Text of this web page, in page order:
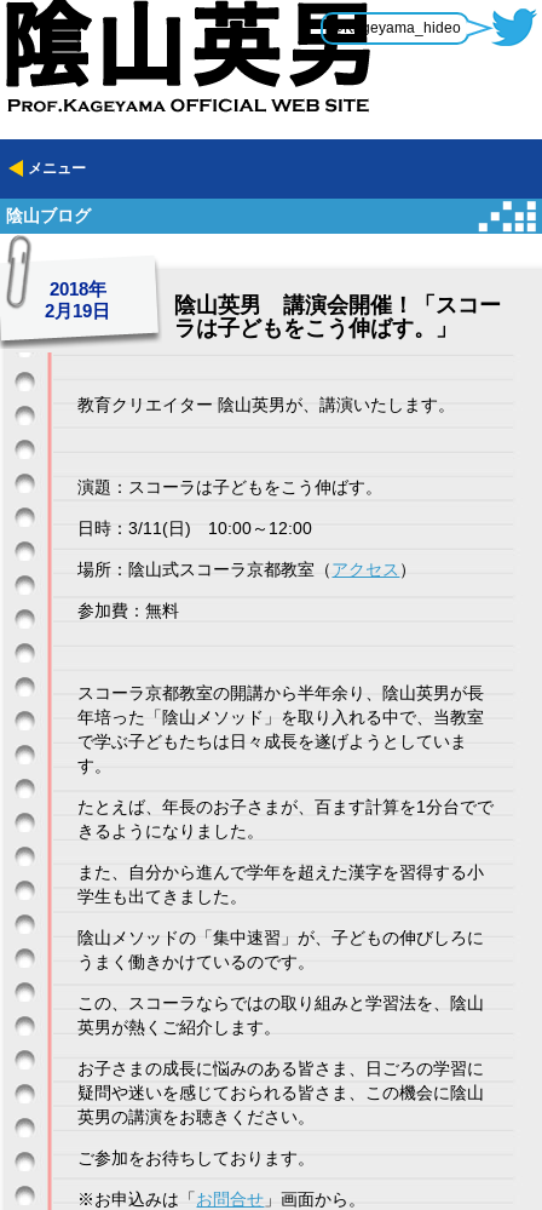
@Kageyama_hideo
メニュー
陰山ブログ
陰山英男 講演会開催！「スコー
ラは子どもをこう伸ばす。」
2018年
2月19日
教育クリエイター 陰山英男が、講演いたします。
演題：スコーラは子どもをこう伸ばす。
日時：3/11(日) 10:00～12:00
場所：陰山式スコーラ京都教室（アクセス ）
参加費：無料
スコーラ京都教室の開講から半年余り、陰山英男が長
年培った「陰山メソッド」を取り入れる中で、当教室
で学ぶ子どもたちは日々成長を遂げようとしていま
す。
たとえば、年長のお子さまが、百ます計算を1分台でで
きるようになりました。
また、自分から進んで学年を超えた漢字を習得する小
学生も出てきました。
陰山メソッドの「集中速習」が、子どもの伸びしろに
うまく働きかけているのです。
この、スコーラならではの取り組みと学習法を、陰山
英男が熱くご紹介します。
お子さまの成長に悩みのある皆さま、日ごろの学習に
疑問や迷いを感じておられる皆さま、この機会に陰山
英男の講演をお聴きください。
ご参加をお待ちしております。
※お申込みは「お問合せ 」画面から。